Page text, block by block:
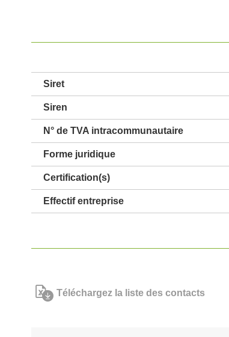
Siret
Siren
N° de TVA intracommunautaire
Forme juridique
Certification(s)
Effectif entreprise
Téléchargez la liste des contacts